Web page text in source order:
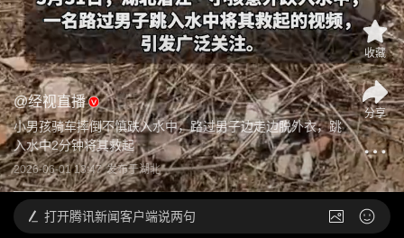
@经视直播
小男孩骑车摔倒不慎跌入水中，路过男子边走边脱外衣，跳
入水中2分钟将其救起
2026-06-01 13:47 发布于湖北
收藏
分享
打开腾讯新闻客户端说两句